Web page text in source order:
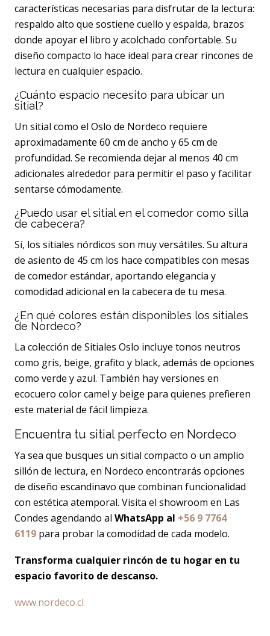
características necesarias para disfrutar de la lectura:
respaldo alto que sostiene cuello y espalda, brazos
donde apoyar el libro y acolchado confortable. Su
diseño compacto lo hace ideal para crear rincones de
lectura en cualquier espacio.
¿Cuánto espacio necesito para ubicar un
sitial?
Un sitial como el Oslo de Nordeco requiere
aproximadamente 60 cm de ancho y 65 cm de
profundidad. Se recomienda dejar al menos 40 cm
adicionales alrededor para permitir el paso y facilitar
sentarse cómodamente.
¿Puedo usar el sitial en el comedor como silla
de cabecera?
Sí, los sitiales nórdicos son muy versátiles. Su altura
de asiento de 45 cm los hace compatibles con mesas
de comedor estándar, aportando elegancia y
comodidad adicional en la cabecera de tu mesa.
¿En qué colores están disponibles los sitiales
de Nordeco?
La colección de Sitiales Oslo incluye tonos neutros
como gris, beige, grafito y black, además de opciones
como verde y azul. También hay versiones en
ecocuero color camel y beige para quienes prefieren
este material de fácil limpieza.
Encuentra tu sitial perfecto en Nordeco
Ya sea que busques un sitial compacto o un amplio
sillón de lectura, en Nordeco encontrarás opciones
de diseño escandinavo que combinan funcionalidad
con estética atemporal. Visita el showroom en Las
Condes agendando al WhatsApp al +56 9 7764
6119 para probar la comodidad de cada modelo.
Transforma cualquier rincón de tu hogar en tu
espacio favorito de descanso.
www.nordeco.cl